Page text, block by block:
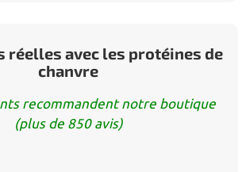
réelles avec les protéines de
chanvre
recommandent notre boutique
(plus de 850 avis)